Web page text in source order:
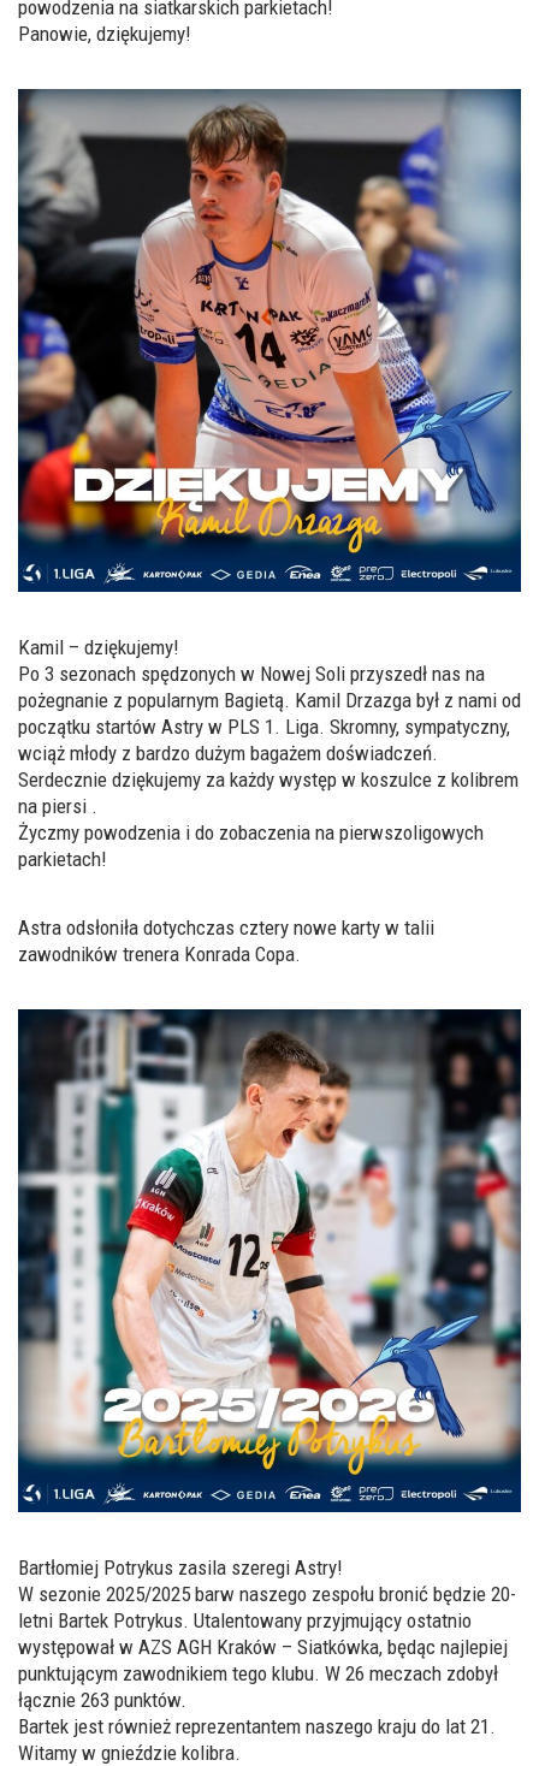
powodzenia na siatkarskich parkietach!
Panowie, dziękujemy!
Kamil – dziękujemy!
Po 3 sezonach spędzonych w Nowej Soli przyszedł nas na
pożegnanie z popularnym Bagietą. Kamil Drzazga był z nami od
początku startów Astry w PLS 1. Liga. Skromny, sympatyczny,
wciąż młody z bardzo dużym bagażem doświadczeń.
Serdecznie dziękujemy za każdy występ w koszulce z kolibrem
na piersi .
Życzmy powodzenia i do zobaczenia na pierwszoligowych
parkietach!
Astra odsłoniła dotychczas cztery nowe karty w talii
zawodników trenera Konrada Copa.
Bartłomiej Potrykus zasila szeregi Astry!
W sezonie 2025/2025 barw naszego zespołu bronić będzie 20-
letni Bartek Potrykus. Utalentowany przyjmujący ostatnio
występował w AZS AGH Kraków – Siatkówka, będąc najlepiej
punktującym zawodnikiem tego klubu. W 26 meczach zdobył
łącznie 263 punktów.
Bartek jest również reprezentantem naszego kraju do lat 21.
Witamy w gnieździe kolibra.